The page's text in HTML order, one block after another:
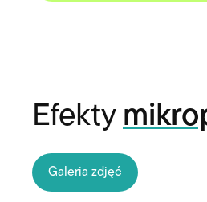
Efekty
Galeria zdjęć